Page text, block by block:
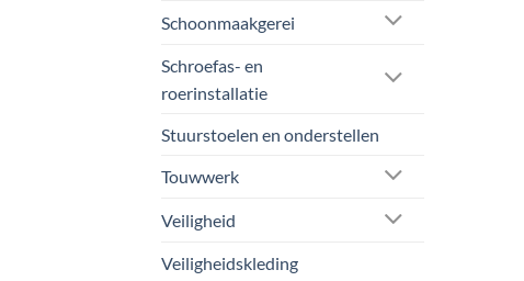
Schoonmaakgerei
Schroefas- en
roerinstallatie
Stuurstoelen en onderstellen
Touwwerk
Veiligheid
Veiligheidskleding